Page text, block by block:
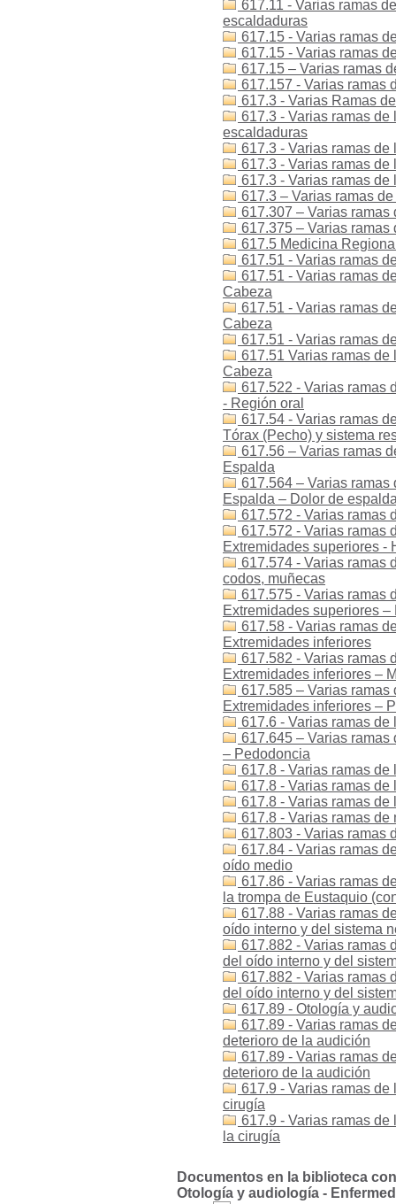
617.11 - Varias ramas
escaldaduras
617.15 - Varias ramas
617.15 - Varias ramas
617.15 – Varias ramas
617.157 - Varias ramas
617.3 - Varias Ramas
617.3 - Varias ramas
escaldaduras
617.3 - Varias ramas
617.3 - Varias ramas
617.3 - Varias ramas
617.3 – Varias ramas
617.307 – Varias
617.375 – Varias
617.5 Medicina
617.51 - Varias ramas
617.51 - Varias ramas
Cabeza
617.51 - Varias ramas
Cabeza
617.51 - Varias ramas
617.51 Varias ramas
Cabeza
617.522 - Varias ramas
- Región oral
617.54 - Varias ramas
Tórax (Pecho) y sistema
617.56 – Varias ramas
Espalda
617.564 – Varias
Espalda – Dolor de
617.572 - Varias ramas
617.572 - Varias ramas
Extremidades superiores -
617.574 - Varias ramas
codos, muñecas
617.575 - Varias ramas
Extremidades superiores –
617.58 - Varias ramas
Extremidades inferiores
617.582 - Varias ramas
Extremidades inferiores –
617.585 – Varias
Extremidades inferiores –
617.6 - Varias ramas
617.645 – Varias
– Pedodoncia
617.8 - Varias ramas
617.8 - Varias ramas
617.8 - Varias ramas
617.8 - Varias ramas
617.803 - Varias ramas
617.84 - Varias ramas
oído medio
617.86 - Varias ramas
la trompa de Eustaquio
617.88 - Varias ramas
oído interno y del sistema
617.882 - Varias ramas
del oído interno y del
617.882 - Varias ramas
del oído interno y del
617.89 - Otología y
617.89 - Varias ramas
deterioro de la audición
617.89 - Varias ramas
deterioro de la audición
617.9 - Varias ramas
cirugía
617.9 - Varias ramas
la cirugía
Documentos en la biblioteca
Otología y audiología -